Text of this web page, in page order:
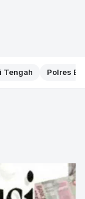
Tengah Polres